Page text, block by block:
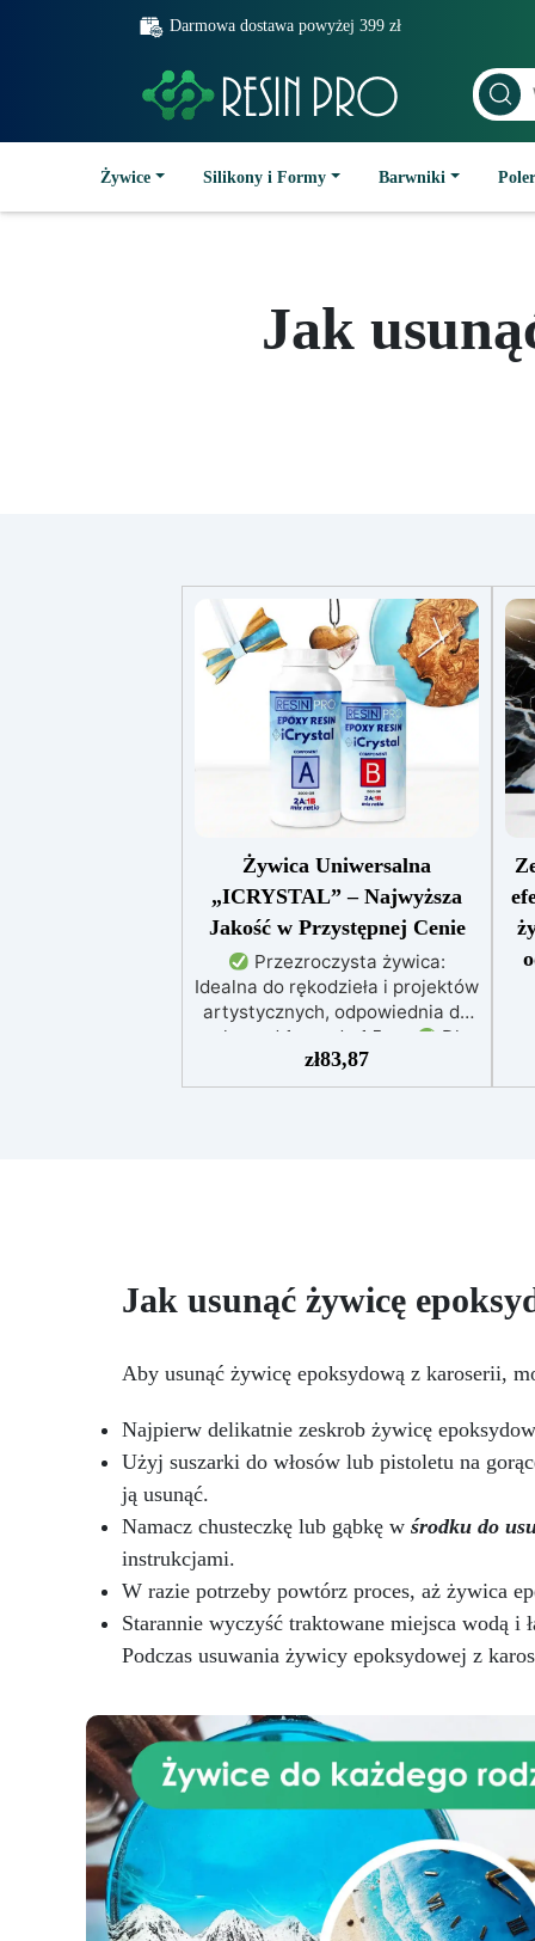
Darmowa dostawa powyżej 399 zł
Żywice Silikony i Formy Barwniki
Jak
Żywica Uniwersalna
„ICRYSTAL” – Najwyższa
Jakość w Przystępnej Cenie
Przezroczysta żywica:
Idealna do rękodzieła i projektów
artystycznych, odpowiednia do
zalew od 1 mm do 1,5 cm
Dla
każdego: Łatwe mieszanie w
stosunku 2:1, gwarantujące
Nietoksyczna, bezpieczna dla
skóry, wolna od BPA i
Błyszcząca i samopoziomująca:
Z filtrami UV przeciw żółknięciu
wykończenia
zł83,87
Jak usunąć żywicę
Aby usunąć żywicę epoksydową z karoserii,
Najpierw delikatnie zeskrob żywicę
Użyj suszarki do włosów lub pistoletu na
ją usunąć.
Namacz chusteczkę lub gąbkę w środku do
instrukcjami.
W razie potrzeby powtórz proces, aż żywica
Starannie wyczyść traktowane miejsca wodą i
Podczas usuwania żywicy epoksydowej z